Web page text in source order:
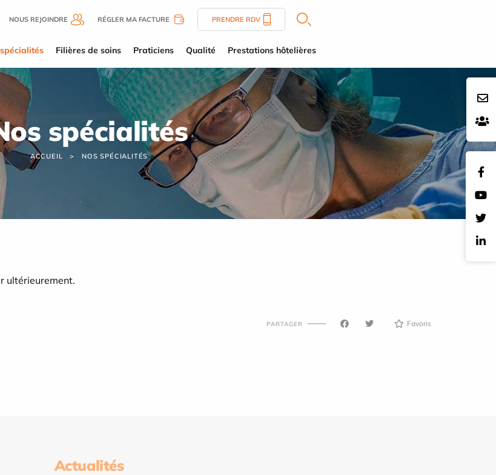
NOUS REJOINDRE RÉGLER MA FACTURE PRENDRE RDV
Filières de soins Praticiens Qualité Prestations hôtelières
spécialités
ACCUEIL NOS SPÉCIALITÉS
ultérieurement.
PARTAGER Favoris
Actualités